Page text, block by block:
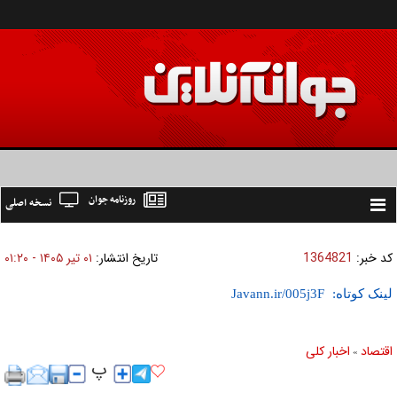
Toggle
نسخه اصلی روزنامه جوان
کد خبر: 1364821 تاریخ انتشار: ۰۱ تير ۱۴۰۵ - ۰۱:۲۰
لینک کوتاه:
اقتصاد » اخبار کلی